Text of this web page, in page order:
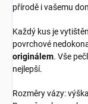
přírodě i vašemu
Každý kus je
povrchové
originálem. Vše
nejlepší.
Rozměry vázy: